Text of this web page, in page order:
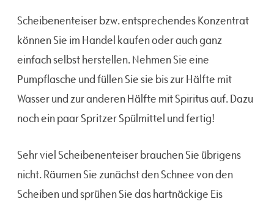
Scheibenenteiser bzw. entsprechendes Konzentrat
können Sie im Handel kaufen oder auch ganz
einfach selbst herstellen. Nehmen Sie eine
Pumpflasche und füllen Sie sie bis zur Hälfte mit
Wasser und zur anderen Hälfte mit Spiritus auf. Dazu
noch ein paar Spritzer Spülmittel und fertig!
Sehr viel Scheibenenteiser brauchen Sie übrigens
nicht. Räumen Sie zunächst den Schnee von den
Scheiben und sprühen Sie das hartnäckige Eis